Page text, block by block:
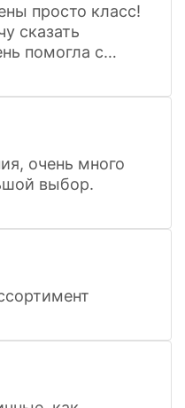
просто класс!
сказать
помогла с
и покупать
очень много
выбор.